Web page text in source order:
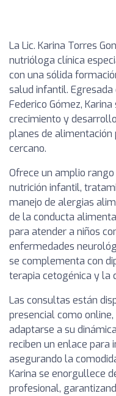
La Lic. Karina Torres
nutrióloga clínica
con una sólida
salud infantil.
Federico Gómez,
crecimiento y
planes de
cercano.
Ofrece un amplio
nutrición infantil,
manejo de alergias
de la conducta
para atender a niños
enfermedades
se complementa con
terapia cetogénica y la
Las consultas están
presencial como
adaptarse a su
reciben un enlace para
asegurando la
Karina se enorgullece
profesional,